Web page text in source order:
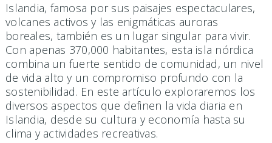
Islandia, famosa por sus paisajes espectaculares,
volcanes activos y las enigmáticas auroras
boreales, también es un lugar singular para vivir.
Con apenas 370,000 habitantes, esta isla nórdica
combina un fuerte sentido de comunidad, un nivel
de vida alto y un compromiso profundo con la
sostenibilidad. En este artículo exploraremos los
diversos aspectos que definen la vida diaria en
Islandia, desde su cultura y economía hasta su
clima y actividades recreativas.